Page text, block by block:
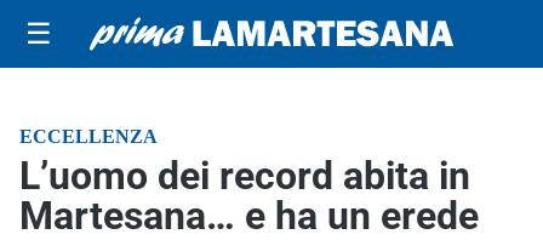
☰
ECCELLENZA
L’uomo dei record abita in
Martesana… e ha un erede